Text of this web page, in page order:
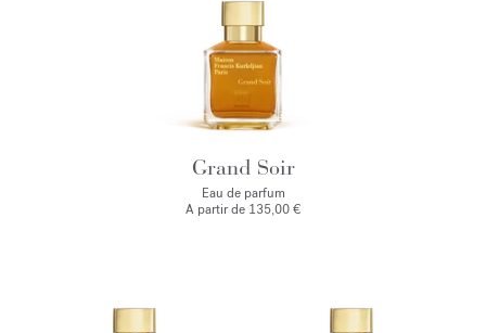
Grand Soir
Eau de parfum
A partir de 135,00 €